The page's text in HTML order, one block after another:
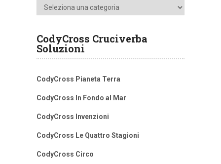
Categorie
CodyCross Cruciverba
Soluzioni
CodyCross Pianeta Terra
CodyCross In Fondo al Mar
CodyCross Invenzioni
CodyCross Le Quattro Stagioni
CodyCross Circo